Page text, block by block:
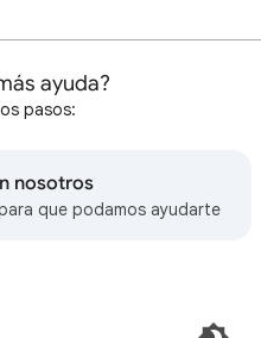
ayuda?
pasos:
nosotros
que podamos ayudarte